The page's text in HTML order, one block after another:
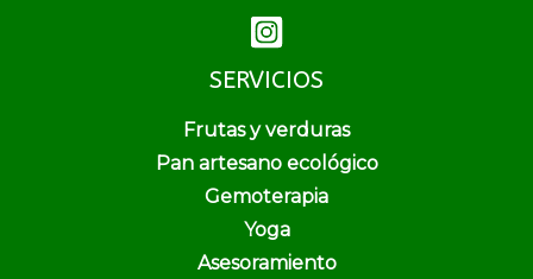
SERVICIOS
Frutas y verduras
Pan artesano ecológico
Gemoterapia
Yoga
Asesoramiento